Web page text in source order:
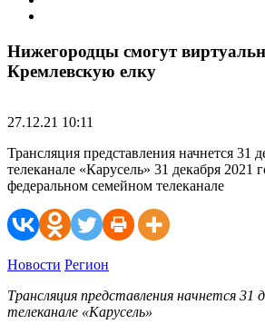
Нижегородцы смогут
Кремлевскую елку
27.12.21 10:11
Трансляция представления начнется 31
телеканале «Карусель» 31 декабря 2021
федеральном семейном телеканале
Новости Регион
Трансляция представления начнется 31
телеканале «Карусель»